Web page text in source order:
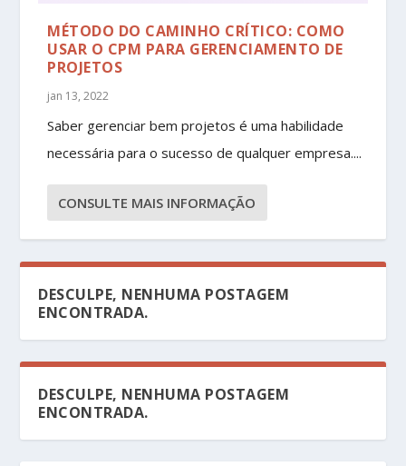
MÉTODO DO CAMINHO CRÍTICO: COMO
USAR O CPM PARA GERENCIAMENTO DE
PROJETOS
jan 13, 2022
Saber gerenciar bem projetos é uma habilidade
necessária para o sucesso de qualquer empresa....
CONSULTE MAIS INFORMAÇÃO
DESCULPE, NENHUMA POSTAGEM
ENCONTRADA.
DESCULPE, NENHUMA POSTAGEM
ENCONTRADA.